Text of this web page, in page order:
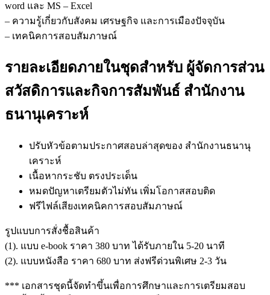
word และ MS – Excel
– ความรู้เกี่ยวกับสังคม เศรษฐกิจ และการเมืองปัจจุบัน
– เทคนิคการสอบสัมภาษณ์
รายละเอียดภายในชุดสำหรับ ผู้จัดการส่วน
สวัสดิการและกิจการสัมพันธ์ สำนักงาน
ธนานุเคราะห์
ปรับหัวข้อตามประกาศสอบล่าสุดของ สำนักงานธนานุ
เคราะห์
เนื้อหากระชับ ตรงประเด็น
หมดปัญหาเตรียมตัวไม่ทัน เพิ่มโอกาสสอบติด
ฟรีไฟล์เสียงเทคนิคการสอบสัมภาษณ์
รูปแบบการสั่งชื้อสินค้า
(1). แบบ e-book ราคา 380 บาท ได้รับภายใน 5-20 นาที
(2). แบบหนังสือ ราคา 680 บาท ส่งฟรีด่วนพิเศษ 2-3 วัน
*** เอกสารชุดนี้จัดทำขึ้นเพื่อการศึกษาและการเตรียมสอบ